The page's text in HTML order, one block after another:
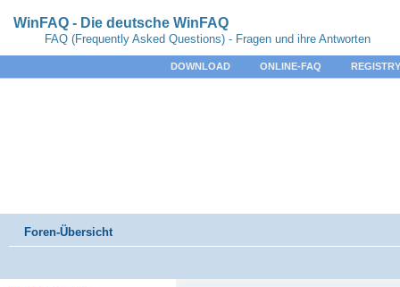
WinFAQ - Die deutsche WinFAQ
FAQ (Frequently Asked Questions) - Fragen und ihre Antworten
DOWNLOAD ONLINE-FAQ
Foren-Übersicht